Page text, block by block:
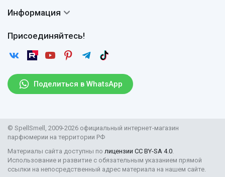
Поделиться в WhatsApp
Присоединяйтесь!
Сертификаты
Вопросы и ответы
Отзывы
Статьи
Рассылка
Доставка
Возврат
Информация
Пользовательское соглашение
Защита персональных данных
Правила продажи товаров (Постановление Правительства
Поставщикам
© SpellSmell, 2009-2026 официальный интернет-магазин
парфюмерии на территории РФ
Материалы сайта доступны по лицензии CC BY-SA 4.0.
Использование и развитие с обязательным указанием прямой
ссылки на непосредственный адрес материала на нашем сайте.